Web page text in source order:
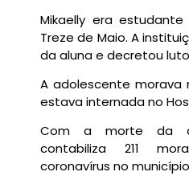
Mikaelly era
Treze de Maio. A
da aluna e decretou
A adolescente morava
estava internada no
Com a morte da
contabiliza 211
coronavírus no